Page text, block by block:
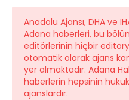
Anadolu Ajansı, DHA ve
Adana haberleri, bu
editörlerinin hiçbir
otomatik olarak ajans
yer almaktadır. Adana
haberlerin hepsinin
ajanslardır.